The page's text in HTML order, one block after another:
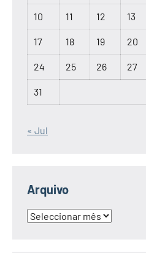
10 11 12 13
17 18 19 20
24 25 26 27
31
« Jul
Arquivo
Arquivo